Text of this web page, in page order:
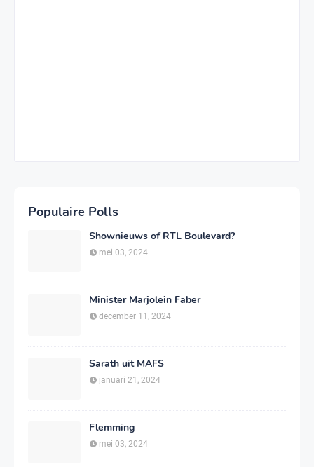
Populaire Polls
Shownieuws of RTL Boulevard?
mei 03, 2024
Minister Marjolein Faber
december 11, 2024
Sarath uit MAFS
januari 21, 2024
Flemming
mei 03, 2024